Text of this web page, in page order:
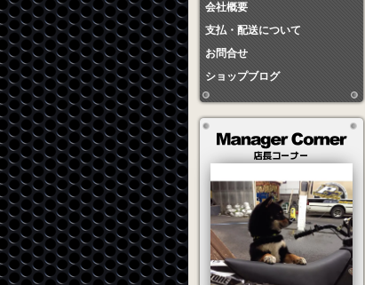
会社概要
支払・配送について
お問合せ
ショップブログ